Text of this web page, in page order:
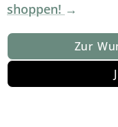
individuell nach
viele Fußvarianten in
große Stoff- und
shoppen!
Zur